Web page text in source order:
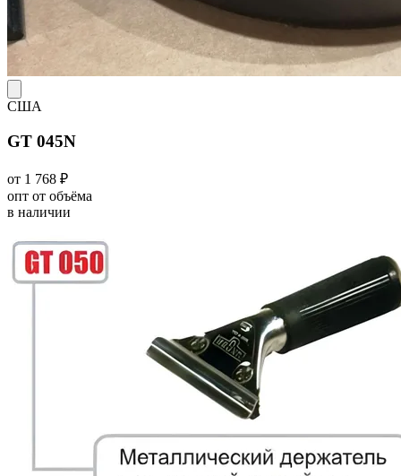
США
GT 045N
от 1 768 ₽
опт от объёма
в наличии